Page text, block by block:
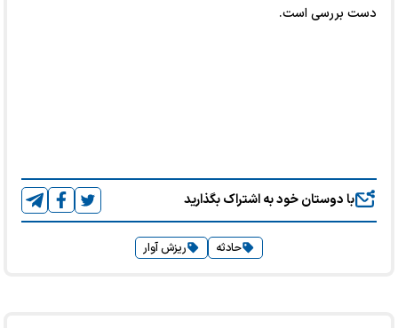
دست بررسی است.
با دوستان خود به اشتراک بگذارید
حادثه ریزش آوار